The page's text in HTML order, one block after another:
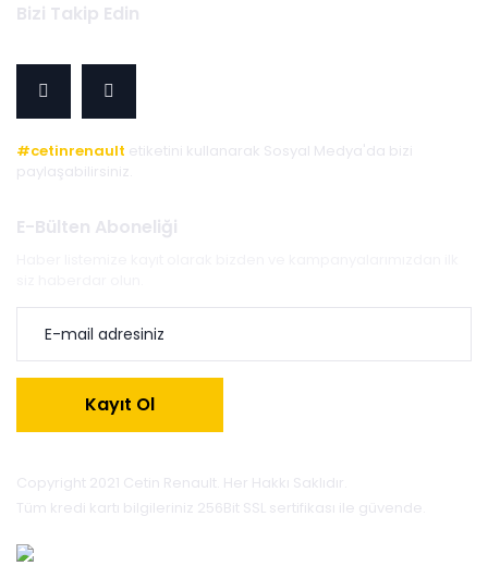
Bizi Takip Edin
#cetinrenault etiketini kullanarak Sosyal Medya'da bizi
paylaşabilirsiniz.
E-Bülten Aboneliği
Kayıt Ol
Copyright 2021 Cetin Renault. Her Hakkı Saklıdır.
Tüm kredi kartı bilgileriniz 256Bit SSL sertifikası ile güvende.